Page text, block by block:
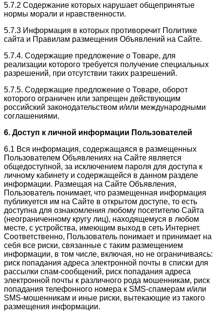
5.7.2 Содержание которых нарушает общепринятые
нормы морали и нравственности.
5.7.3 Информация в которых противоречит Политике
сайта и Правилам размещения Объявлений на Сайте.
5.7.4. Содержащие предложение о Товаре, для
реализации которого требуется получение специальных
разрешений, при отсутствии таких разрешений.
5.7.5. Содержащие предложение о Товаре, оборот
которого ограничен или запрещен действующим
российский законодательством и/или международными
соглашениями.
6. Доступ к личной информации Пользователей
6.1 Вся информация, содержащаяся в размещенных
Пользователем Объявлениях на Сайте является
общедоступной, за исключением пароля для доступа к
личному кабинету и содержащейся в данном разделе
информации. Размещая на Сайте Объявления,
Пользователь понимает, что размещенная информация
публикуется им на Сайте в открытом доступе, то есть
доступна для ознакомления любому посетителю Сайта
(неограниченному кругу лиц), находящемуся в любом
месте, с устройства, имеющим выход в сеть Интернет.
Соответственно, Пользователь понимает и принимает на
себя все риски, связанные с таким размещением
информации, в том числе, включая, но не ограничиваясь:
риск попадания адреса электронной почты в списки для
рассылки спам-сообщений, риск попадания адреса
электронной почты к различного рода мошенникам, риск
попадания телефонного номера к SMS-спамерам и/или
SMS-мошенникам и иные риски, вытекающие из такого
размещения информации.